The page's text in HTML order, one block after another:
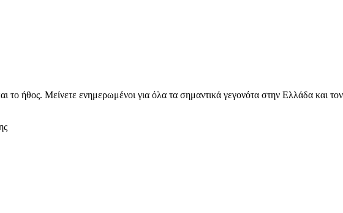
το ήθος. Μείνετε ενημερωμένοι για όλα τα σημαντικά γεγονότα στην Ελλάδα και